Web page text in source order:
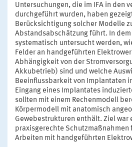
Untersuchungen, die im IFA in den
durchgeführt wurden, haben
Berücksichtigung solcher Modelle
Abstandsabschätzung führt. In
systematisch untersucht werden,
Felder an handgeführten
Abhängigkeit von der
Akkubetrieb) sind und welche
Beeinflussbarkeit von Implantaten
Eingang eines Implantates
sollten mit einem Rechenmodell
Körpermodell mit anatomisch
Gewebestrukturen enthält. Ziel war
praxisgerechte
Arbeiten mit handgeführten